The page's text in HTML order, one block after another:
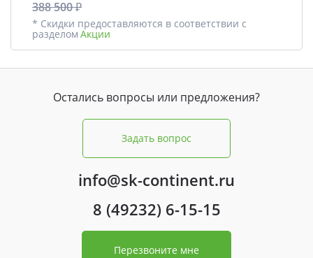
388 500 ₽
* Скидки предоставляются в соответствии с
разделом Акции
Остались вопросы или предложения?
Задать вопрос
info@sk-continent.ru
8 (49232) 6-15-15
Перезвоните мне